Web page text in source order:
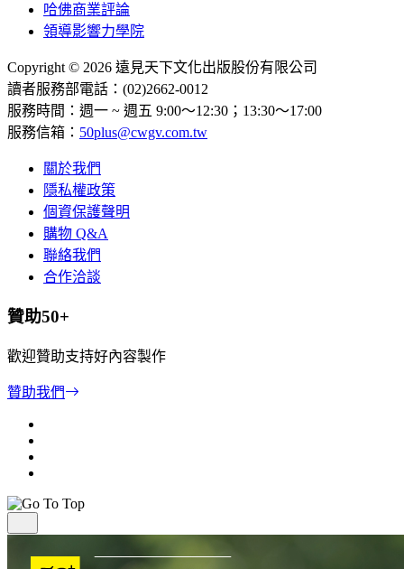
哈佛商業評論
領導影響力學院
Copyright © 2026 遠見天下文化出版股份有限公司
讀者服務部電話：(02)2662-0012
服務時間：週一 ~ 週五 9:00～12:30；13:30～17:00
服務信箱： 50plus@cwgv.com.tw
關於我們
隱私權政策
個資保護聲明
購物 Q&A
聯絡我們
合作洽談
贊助50+
歡迎贊助支持好內容製作
贊助我們